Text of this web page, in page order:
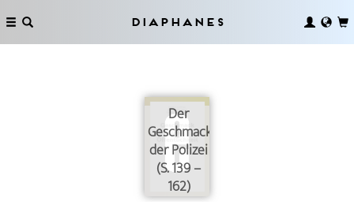
Diaphanes
Der
Geschmack
der Polizei
(S. 139 –
162)